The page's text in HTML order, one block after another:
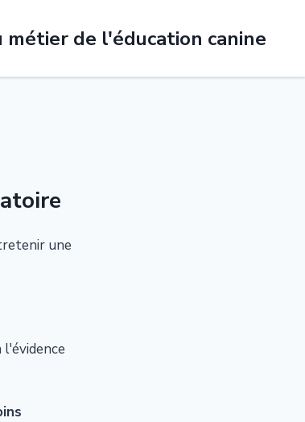
de l'éducation canine
une